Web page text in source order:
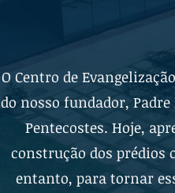
O Centro de
do nosso fundador,
Pentecostes. Hoje,
construção dos prédios
entanto, para tornar